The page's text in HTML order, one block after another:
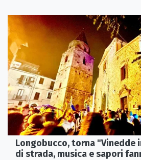
Longobucco, torna "Vinedde
di strada, musica e sapori